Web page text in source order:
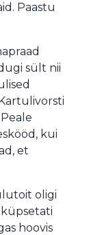
Paastu
sült nii
kui
et
oligi
hoovis